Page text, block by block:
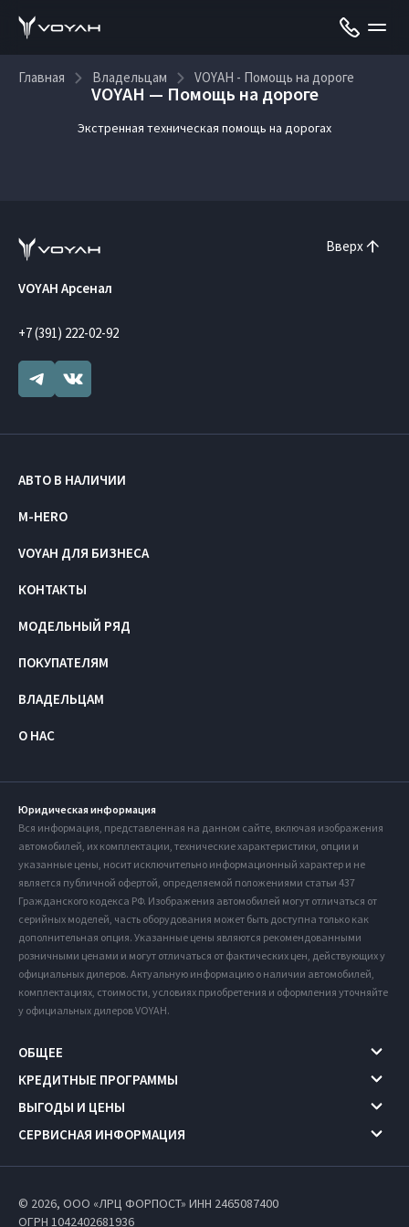
Главная Владельцам VOYAH - Помощь на дороге
VOYAH — Помощь на дороге
Экстренная техническая помощь на дорогах
Вверх
VOYAH Арсенал
+7 (391) 222-02-92
АВТО В НАЛИЧИИ
M-HERO
VOYAH ДЛЯ БИЗНЕСА
КОНТАКТЫ
МОДЕЛЬНЫЙ РЯД
ПОКУПАТЕЛЯМ
ВЛАДЕЛЬЦАМ
О НАС
Юридическая информация
Вся информация, представленная на данном сайте, включая изображения
автомобилей, их комплектации, технические характеристики, опции и
указанные цены, носит исключительно информационный характер и не
является публичной офертой, определяемой положениями статьи 437
Гражданского кодекса РФ. Изображения автомобилей могут отличаться от
серийных моделей, часть оборудования может быть доступна только как
дополнительная опция. Указанные цены являются рекомендованными
розничными ценами и могут отличаться от фактических цен, действующих у
официальных дилеров. Актуальную информацию о наличии автомобилей,
комплектациях, стоимости, условиях приобретения и оформления уточняйте
у официальных дилеров VOYAH.
ОБЩЕЕ
КРЕДИТНЫЕ ПРОГРАММЫ
ВЫГОДЫ И ЦЕНЫ
СЕРВИСНАЯ ИНФОРМАЦИЯ
© 2026, ООО «ЛРЦ ФОРПОСТ» ИНН 2465087400
ОГРН 1042402681936